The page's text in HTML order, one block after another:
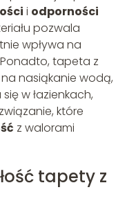
i odporności
pozwala
wpływa na
tapeta z
nasiąkanie wodą,
w łazienkach,
które
z walorami
tapety z